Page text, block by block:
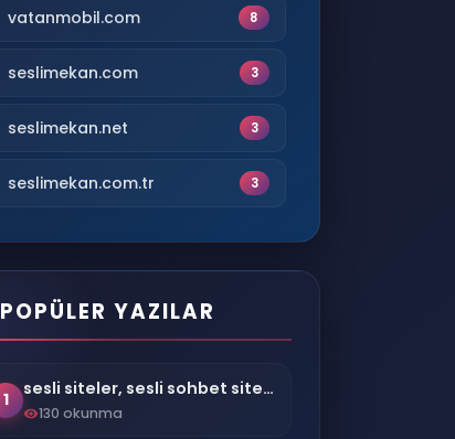
vatanmobil.com 8
seslimekan.com 3
seslimekan.net 3
seslimekan.com.tr 3
POPÜLER YAZILAR
1
sesli siteler, sesli sohbet siteleri, seslivatan.com, sesli chat siteleri
130 okunma